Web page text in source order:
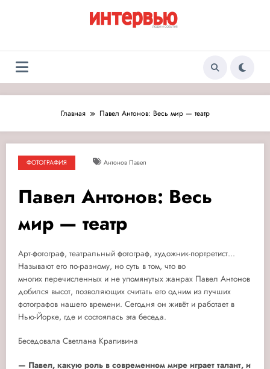
Журнал «Интервью:
Люди и события»
Люди и события
Главная Павел Антонов: Весь мир — театр
ФОТОГРАФИЯ Антонов Павел
Павел Антонов: Весь
мир — театр
Арт-фотограф, театральный фотограф, художник-портретист...
Называют его по-разному, но суть в том, что во
многих перечисленных и не упомянутых жанрах Павел Антонов
добился высот, позволяющих считать его одним из лучших
фотографов нашего времени. Сегодня он живёт и работает в
Нью-Йорке, где и состоялась эта беседа.
Беседовала Светлана Крапивина
— Павел, какую роль в современном мире играет талант, и